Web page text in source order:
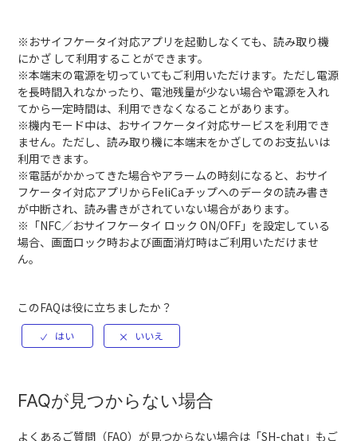
※おサイフケータイ対応アプリを起動しなくても、読み取り機
にかざ して利用することができます。
※本端末の電源を切っていてもご利用いただけます。ただし電源
を長時間入れなかったり、電池残量が少ない場合や電源を入れ
てから一定時間は、利用できなくなることがあります。
※機内モード中は、おサイフケータイ対応サービスを利用でき
ません。ただし、読み取り機に本端末をかざしてのお支払いは
利用できます。
※電話がかかってきた場合やアラームの時刻になると、おサイ
フケータイ対応アプリからFeliCaチップへのデータの読み書き
が中断され、読み書きがされていない場合があります。
※「NFC／おサイフケータイ ロック ON/OFF」を設定している
場合、画面ロック時および画面消灯時はご利用いただけませ
ん。
このFAQは役に立ちましたか？
FAQが見つからない場合
よくあるご質問（FAQ）が見つからない場合は「SH-chat 」もご